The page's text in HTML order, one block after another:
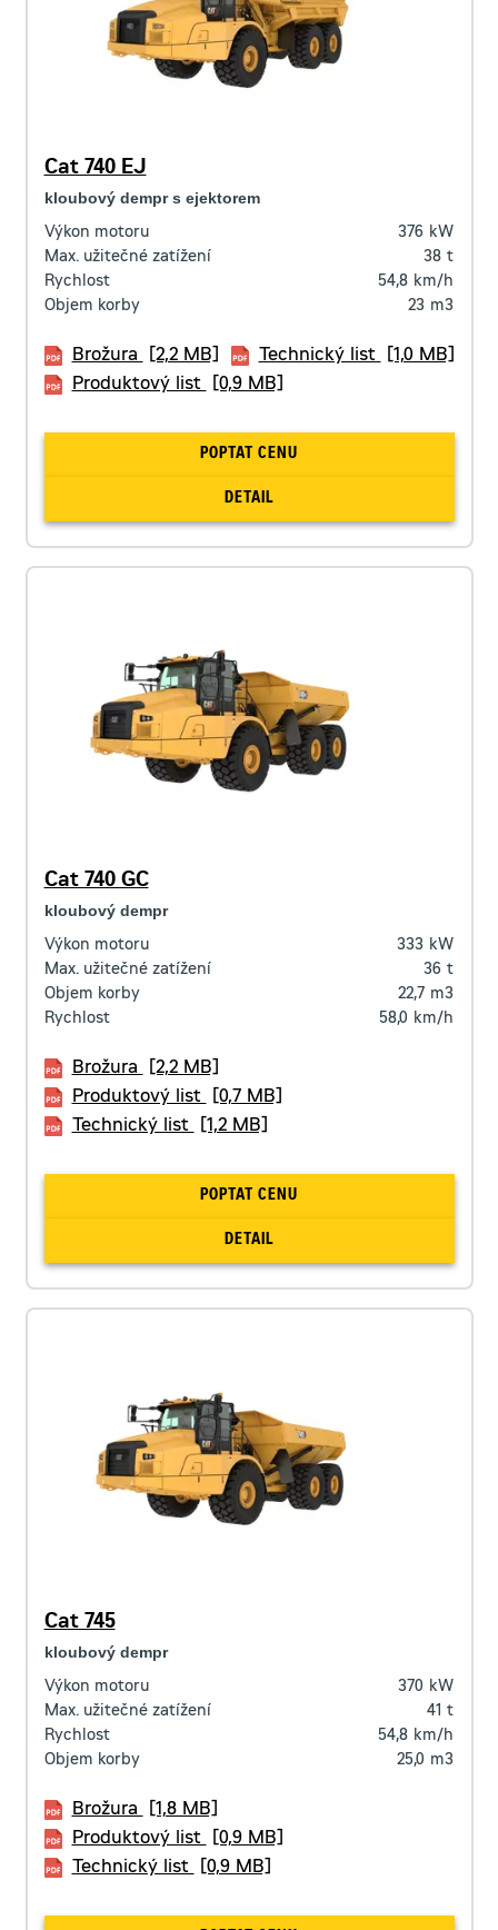
Cat 740 EJ
kloubový dempr s ejektorem
Výkon motoru 376 kW
Max. užitečné zatížení
38 t
Rychlost
54,8 km/h
Objem korby
23 m3
Brožura [2,2 MB] Technický list
[1,0 MB]
Produktový list
[0,9 MB]
POPTAT CENU
DETAIL
Cat 740 GC
kloubový dempr
Výkon motoru 333 kW
Max. užitečné zatížení
36 t
Objem korby
22,7 m3
Rychlost
58,0 km/h
Brožura
[2,2 MB]
Produktový list
[0,7 MB]
Technický list
[1,2 MB]
POPTAT CENU
DETAIL
Cat 745
kloubový dempr
Výkon motoru 370 kW
Max. užitečné zatížení
41 t
Rychlost
54,8 km/h
Objem korby
25,0 m3
Brožura
[1,8 MB]
Produktový list
[0,9 MB]
Technický list
[0,9 MB]